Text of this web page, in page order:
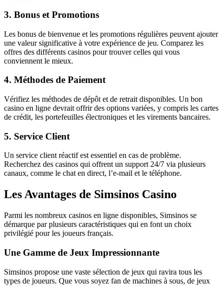
3. Bonus et Promotions
Les bonus de bienvenue et les promotions régulières peuvent ajouter
une valeur significative à votre expérience de jeu. Comparez les
offres des différents casinos pour trouver celles qui vous
conviennent le mieux.
4. Méthodes de Paiement
Vérifiez les méthodes de dépôt et de retrait disponibles. Un bon
casino en ligne devrait offrir des options variées, y compris les cartes
de crédit, les portefeuilles électroniques et les virements bancaires.
5. Service Client
Un service client réactif est essentiel en cas de problème.
Recherchez des casinos qui offrent un support 24/7 via plusieurs
canaux, comme le chat en direct, l’e-mail et le téléphone.
Les Avantages de Simsinos Casino
Parmi les nombreux casinos en ligne disponibles, Simsinos se
démarque par plusieurs caractéristiques qui en font un choix
privilégié pour les joueurs français.
Une Gamme de Jeux Impressionnante
Simsinos propose une vaste sélection de jeux qui ravira tous les
types de joueurs. Que vous soyez fan de machines à sous, de jeux